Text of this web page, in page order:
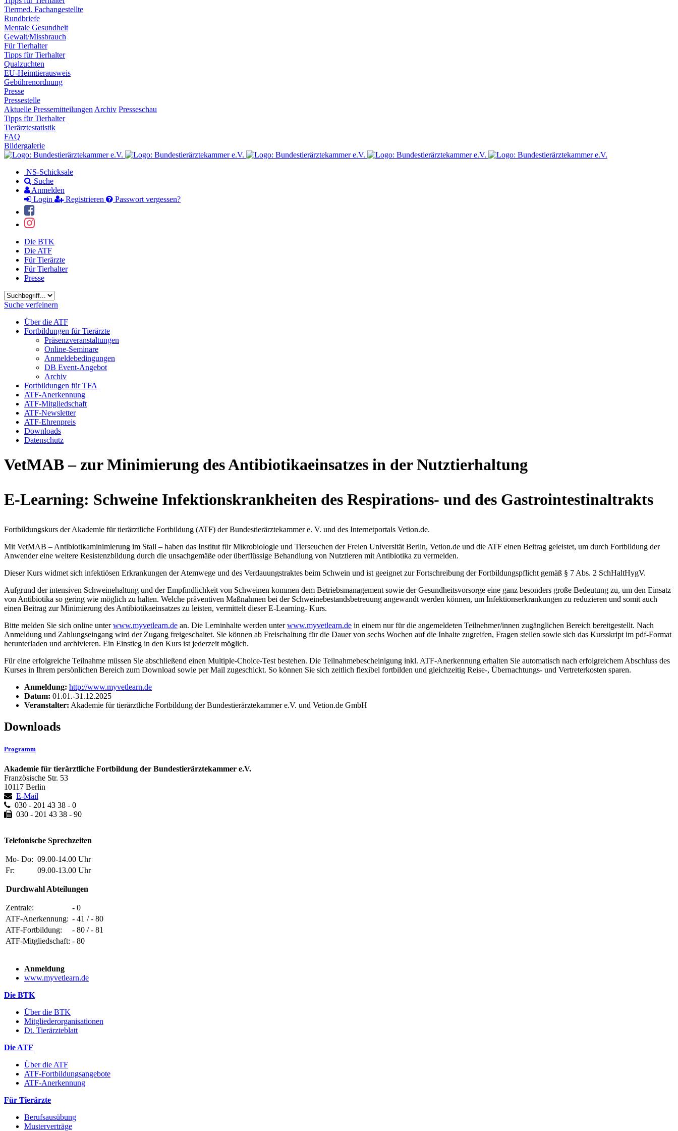
Tiermed. Fachangestellte
Rundbriefe
Mentale Gesundheit
Gewalt/Missbrauch
Für Tierhalter
Tipps für Tierhalter
Qualzuchten
EU-Heimtierausweis
Gebührenordnung
Presse
Pressestelle
Aktuelle Pressemitteilungen Archiv Presseschau
Tipps für Tierhalter
Tierärztestatistik
FAQ
Bildergalerie
NS-Schicksale
Suche
Anmelden
Login
Registrieren Passwort vergessen?
Die BTK
Die ATF
Für Tierärzte
Für Tierhalter
Presse
Suchbegriff
Suche verfeinern
Über die ATF
Fortbildungen für Tierärzte
Präsenzveranstaltungen
Online-Seminare
Anmeldebedingungen
DB Event-Angebot
Archiv
Fortbildungen für TFA
ATF-Anerkennung
ATF-Mitgliedschaft
ATF-Newsletter
ATF-Ehrenpreis
Downloads
Datenschutz
VetMAB – zur Minimierung des Antibiotikaeinsatzes in der Nutztierhaltung
E-Learning: Schweine Infektionskrankheiten des Respirations- und des Gastrointestinaltrakts
Fortbildungskurs der Akademie für tierärztliche Fortbildung (ATF) der Bundestierärztekammer e. V. und des Internetportals Vetion.de.
Mit VetMAB – Antibiotikaminimierung im Stall – haben das Institut für Mikrobiologie und Tierseuchen der Freien Universität Berlin, Vetion.de und die ATF einen Beitrag geleistet, um durch Fortbildung der
Anwender eine weitere Resistenzbildung durch die unsachgemäße oder überflüssige Behandlung von Nutztieren mit Antibiotika zu vermeiden.
Dieser Kurs widmet sich infektiösen Erkrankungen der Atemwege und des Verdauungstraktes beim Schwein und ist geeignet zur Fortschreibung der Fortbildungspflicht gemäß § 7 Abs. 2 SchHaltHygV.
Aufgrund der intensiven Schweinehaltung und der Empfindlichkeit von Schweinen kommen dem Betriebsmanagement sowie der Gesundheitsvorsorge eine ganz besonders große Bedeutung zu, um den Einsatz
von Antibiotika so gering wie möglich zu halten. Welche präventiven Maßnahmen bei der Schweinebestandsbetreuung angewandt werden können, um Infektionserkrankungen zu reduzieren und somit auch
einen Beitrag zur Minimierung des Antibiotikaeinsatzes zu leisten, vermittelt dieser E-Learning- Kurs.
Bitte melden Sie sich online unterwww.myvetlearn.de an. Die Lerninhalte werden unterwww.myvetlearn.de in einem nur für die angemeldeten Teilnehmer/innen zugänglichen Bereich bereitgestellt. Nach
Anmeldung und Zahlungseingang wird der Zugang freigeschaltet. Sie können ab Freischaltung für die Dauer von sechs Wochen auf die Inhalte zugreifen, Fragen stellen sowie sich das Kursskript im pdf-Format
herunterladen und archivieren. Ein Einstieg in den Kurs ist jederzeit möglich.
Für eine erfolgreiche Teilnahme müssen Sie abschließend einen Multiple-Choice-Test bestehen. Die Teilnahmebescheinigung inkl. ATF-Anerkennung erhalten Sie automatisch nach erfolgreichem Abschluss des
Kurses in Ihrem persönlichen Bereich zum Download sowie per Mail zugeschickt. So können Sie sich zeitlich flexibel fortbilden und gleichzeitig Reise-, Übernachtungs- und Vertreterkosten sparen.
Anmeldung: http://www.myvetlearn.de
Datum: 01.01.-31.12.2025
Veranstalter: Akademie für tierärztliche Fortbildung der Bundestierärztekammer e.V. und Vetion.de GmbH
Downloads
Programm
Akademie für tierärztliche Fortbildung der Bundestierärztekammer e.V.
Französische Str. 53
10117 Berlin
E-Mail
030 - 201 43 38 - 0
030 - 201 43 38 - 90
Telefonische Sprechzeiten
Mo- Do: 09.00-14.00 Uhr
Fr:
09.00-13.00 Uhr
Durchwahl Abteilungen
Zentrale:
- 0
ATF-Anerkennung: - 41 / - 80
ATF-Fortbildung:
- 80 / - 81
ATF-Mitgliedschaft: - 80
Anmeldung
www.myvetlearn.de
Die BTK
Über die BTK
Mitgliederorganisationen
Dt. Tierärzteblatt
Die ATF
Über die ATF
ATF-Fortbildungsangebote
ATF-Anerkennung
Für Tierärzte
Berufsausübung
Musterverträge